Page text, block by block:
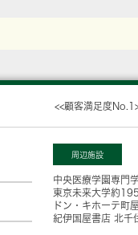
<<顧客満足度
周辺施設
中央医療学園専門
東京未来大学約
ドン・キホーテ町
紀伊国屋書店 北千